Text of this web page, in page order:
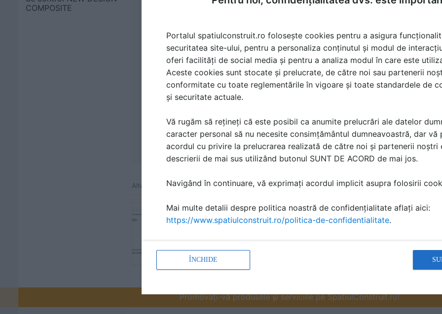
COMPOSITE
Alte documentatii ale aceleasi game
Cabine prefabricate
Specificații tehnice
Cabine
Promovați-vă produsele și serviciile pe SpatiulConstruit.ro!
Portalul spatiulconstruit.ro folosește cookies pentru a asigura
securitatea site-ului, pentru a personaliza conținutul și modul de
oferi facilități de social media și pentru a analiza modul în care este
Aceste cookies sunt stocate și prelucrate, de către noi sau partenerii
conformitate cu toate reglementările în vigoare și toate standardele de
și securitate actuale.
Vă rugăm să rețineți că este posibil ca anumite prelucrări ale datelor
caracter personal să nu necesite consimțământul dumneavoastră, dar vă
acordul cu privire la prelucrarea realizată de către noi și partenerii noștri
descrierii de mai sus utilizând butonul SUNT DE ACORD de mai jos.
Navigând în continuare, vă exprimați acordul implicit asupra folosirii
Mai multe detalii despre politica noastră de confidențialitate aflați aici:
https://www.spatiulconstruit.ro/politica-de-confidentialitate.
ÎNCHIDE